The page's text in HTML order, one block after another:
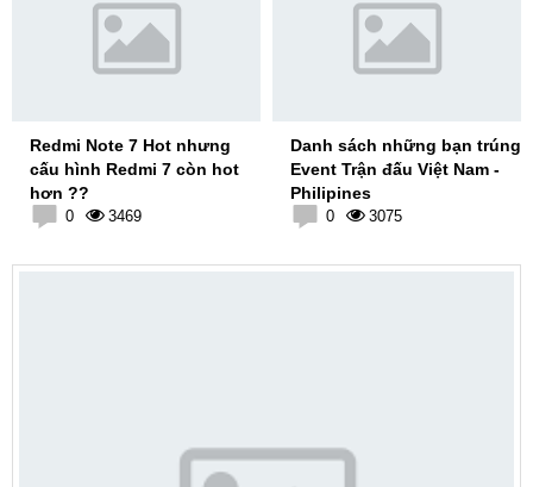
Redmi Note 7 Hot nhưng
cấu hình Redmi 7 còn hot
hơn ??
0 3469
Danh sách những bạn trúng
Event Trận đấu Việt Nam -
Philipines
0 3075